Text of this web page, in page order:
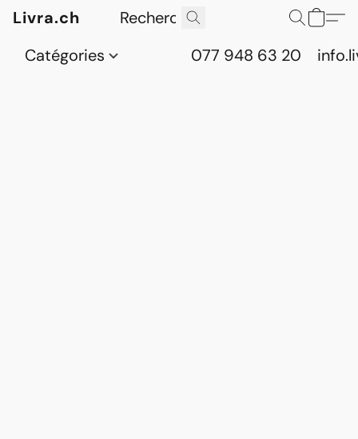
Livra.ch
Catégories
077 948 63 20